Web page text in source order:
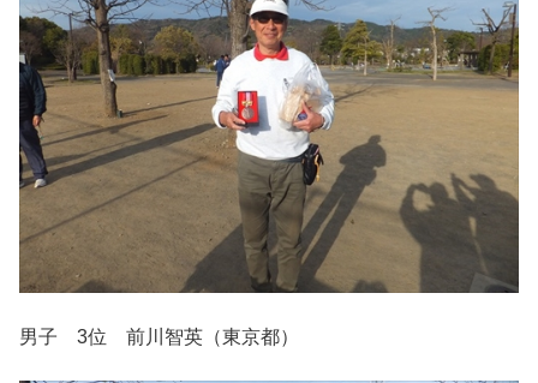
男子 3位 前川智英（東京都）